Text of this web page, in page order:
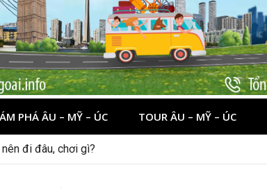
PHÁ ÂU – MỸ – ÚC TOUR ÂU – MỸ – ÚC
đi đâu, chơi gì?